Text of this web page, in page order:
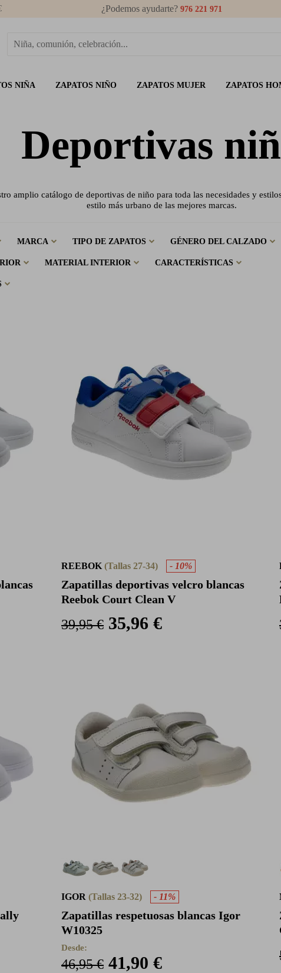
¿Podemos ayudarte? 976 221 971
NIÑA ZAPATOS NIÑO ZAPATOS MUJER ZAPATOS
Deportivas
amplio catálogo de deportivas de niño para toda las necesidades y
estilo más urbano de las mejores marcas.
MARCA TIPO DE ZAPATOS GÉNERO DEL CALZADO
MATERIAL INTERIOR CARACTERÍSTICAS
REEBOK (Tallas 27-34) - 10%
Zapatillas deportivas velcro blancas
Reebok Court Clean V
39,95 € 35,96 €
IGOR (Tallas 23-32) - 11%
Zapatillas respetuosas blancas Igor
W10325
Desde:
46,95 € 41,90 €